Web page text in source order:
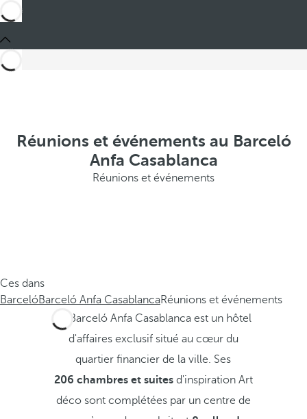
Réunions et événements au Barceló
Anfa Casablanca
Réunions et événements
Ces dans
BarcelóBarceló Anfa CasablancaRéunions et événements
Le Barceló Anfa Casablanca est un hôtel
d'affaires exclusif situé au cœur du
quartier financier de la ville. Ses
206 chambres et suitesd'inspiration Art
déco sont complétées par un centre de